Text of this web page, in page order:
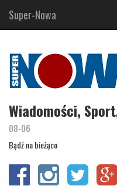
Super-Nowa
Wiadomości,
08-06
Bądź na bieżąco